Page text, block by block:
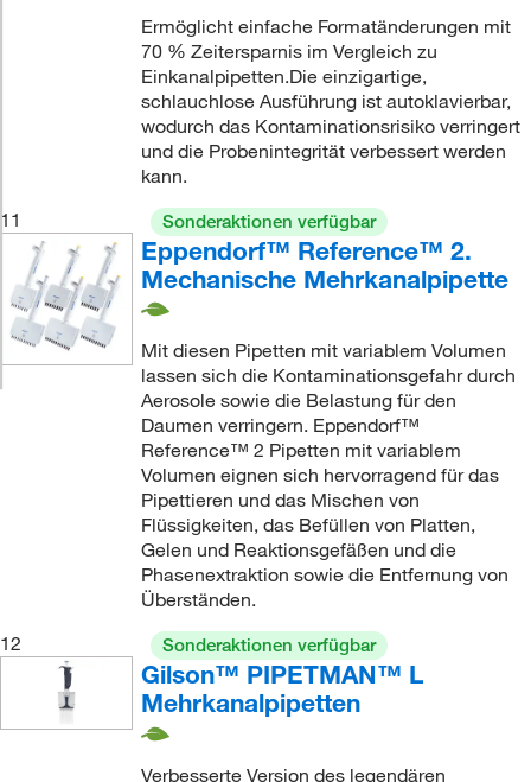
Ermöglicht einfache Formatänderungen mit
70 % Zeitersparnis im Vergleich zu
Einkanalpipetten.Die einzigartige,
schlauchlose Ausführung ist autoklavierbar,
wodurch das Kontaminationsrisiko verringert
und die Probenintegrität verbessert werden
kann.
11
Sonderaktionen verfügbar
Eppendorf™ Reference™ 2.
Mechanische Mehrkanalpipette
Mit diesen Pipetten mit variablem Volumen
lassen sich die Kontaminationsgefahr durch
Aerosole sowie die Belastung für den
Daumen verringern. Eppendorf™
Reference™ 2 Pipetten mit variablem
Volumen eignen sich hervorragend für das
Pipettieren und das Mischen von
Flüssigkeiten, das Befüllen von Platten,
Gelen und Reaktionsgefäßen und die
Phasenextraktion sowie die Entfernung von
Überständen.
12
Sonderaktionen verfügbar
Gilson™ PIPETMAN™ L
Mehrkanalpipetten
Verbesserte Version des legendären